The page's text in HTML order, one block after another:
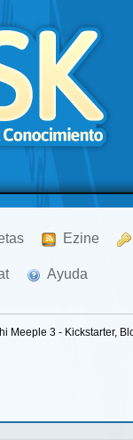
Ezine
Ayuda
Meeple 3 - Kickstarter,